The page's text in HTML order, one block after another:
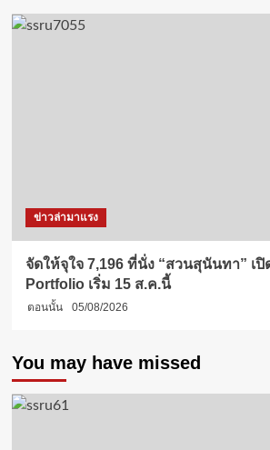
ข่าวล่ามาแรง
จัดให้จุใจ 7,196 ที่นั่ง “สวนสุนันทา” เ
Portfolio เริ่ม 15 ส.ค.นี้
ตอนนั้น 05/08/2026
You may have missed